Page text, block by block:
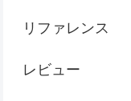
リファレンス
レビュー